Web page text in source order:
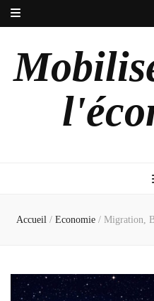
Accueil / Economie / Migration,